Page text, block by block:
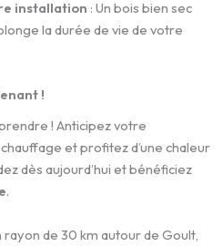
installation : Un bois bien sec
la durée de vie de votre
!
! Anticipez votre
et profitez d’une chaleur
dès aujourd’hui et bénéficiez
.
rayon de 30 km autour de Goult,